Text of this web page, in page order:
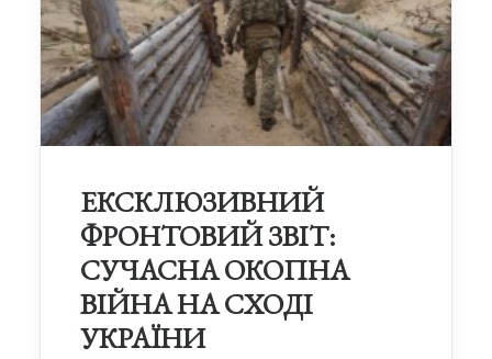
ЕКСКЛЮЗИВНИЙ
ФРОНТОВИЙ ЗВІТ:
СУЧАСНА ОКОПНА
ВІЙНА НА СХОДІ
УКРАЇНИ